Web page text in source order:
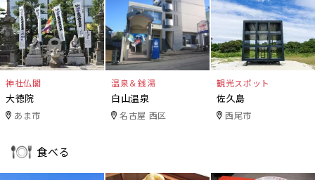
神社仏閣
大徳院
あま市
温泉＆銭湯
白山温泉
名古屋 西区
観光スポット
佐久島
西尾市
食べる